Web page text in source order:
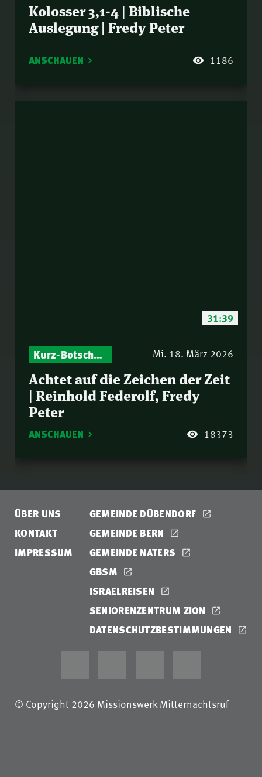
Kolosser 3,1-4 | Biblische
Auslegung | Fredy Peter
ANSCHAUEN 1186
31:39
Kurz-Botschaften – Biblische Impulse mit Zukunft im Blick Mi. 18. März 2026
Achtet auf die Zeichen der Zeit
| Reinhold Federolf, Fredy
Peter
ANSCHAUEN 18373
ÜBER UNS
KONTAKT
IMPRESSUM
GEMEINDE DÜBENDORF
GEMEINDE BERN
GEMEINDE NATERS
GBSM
ISRAELREISEN
SENIORENZENTRUM ZION
DATENSCHUTZBESTIMMUNGEN
© Copyright 2026 Missionswerk Mitternachtsruf